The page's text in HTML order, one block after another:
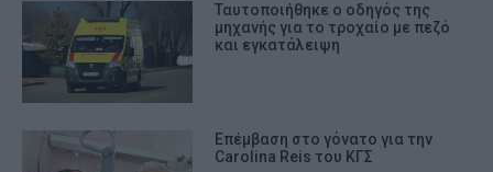
Ταυτοποιήθηκε ο οδηγός της
μηχανής για το τροχαίο με πεζό
και εγκατάλειψη
Επέμβαση στο γόνατο για την
Carolina Reis του ΚΓΣ